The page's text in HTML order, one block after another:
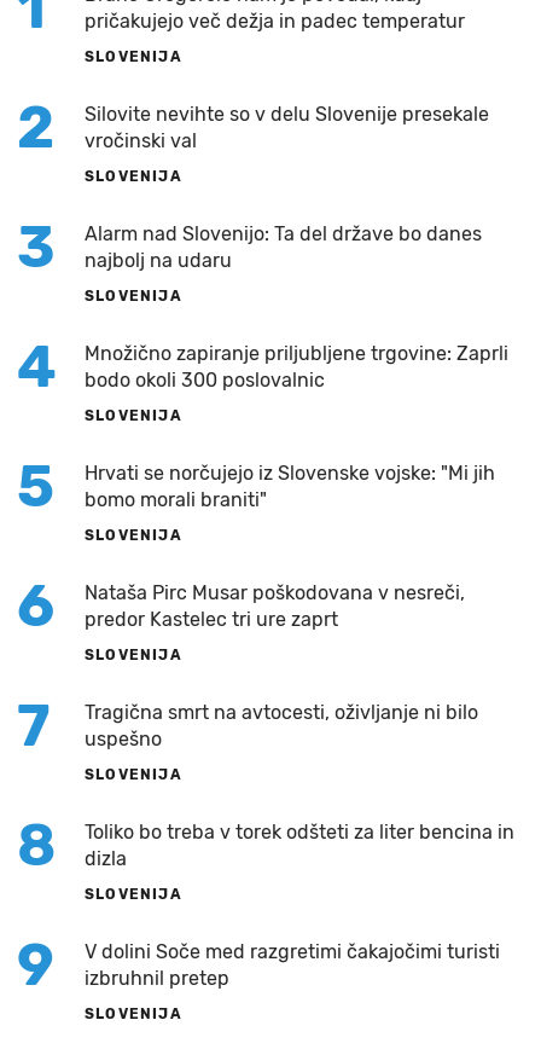
pričakujejo več dežja in padec temperatur
SLOVENIJA
2
Silovite nevihte so v delu Slovenije presekale
vročinski val
SLOVENIJA
3
Alarm nad Slovenijo: Ta del države bo danes
najbolj na udaru
SLOVENIJA
4
Množično zapiranje priljubljene trgovine: Zaprli
bodo okoli 300 poslovalnic
SLOVENIJA
5
Hrvati se norčujejo iz Slovenske vojske: "Mi jih
bomo morali braniti"
SLOVENIJA
6
Nataša Pirc Musar poškodovana v nesreči,
predor Kastelec tri ure zaprt
SLOVENIJA
7
Tragična smrt na avtocesti, oživljanje ni bilo
uspešno
SLOVENIJA
8
Toliko bo treba v torek odšteti za liter bencina in
dizla
SLOVENIJA
9
V dolini Soče med razgretimi čakajočimi turisti
izbruhnil pretep
SLOVENIJA